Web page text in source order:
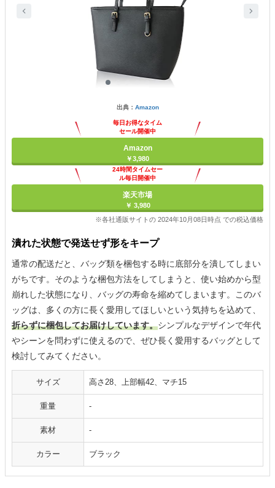
出典： Amazon
毎日お得なタイム
セール開催中
Amazon
￥3,980
24時間タイムセー
ル毎日開催中
楽天市場
￥ 3,980
※各社通販サイトの 2024年10月08日時点 での税込価格
潰れた状態で発送せず形をキープ
通常の配送だと、バッグ類を梱包する時に底部分を潰してしまい
がちです。そのような梱包方法をしてしまうと、使い始めから型
崩れした状態になり、バッグの寿命を縮めてしまいます。このバ
ッグは、多くの方に長く愛用してほしいという気持ちを込めて、
折らずに梱包してお届けしています。シンプルなデザインで年代
やシーンを問わずに使えるので、ぜひ長く愛用するバッグとして
検討してみてください。
サイズ 高さ28、上部幅42、マチ15
重量 -
素材 -
カラー ブラック